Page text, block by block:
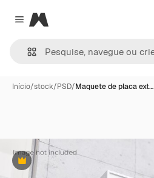
Close menu
Magnific
Início/stock/PSD/Maquete de placa ext…
Premium